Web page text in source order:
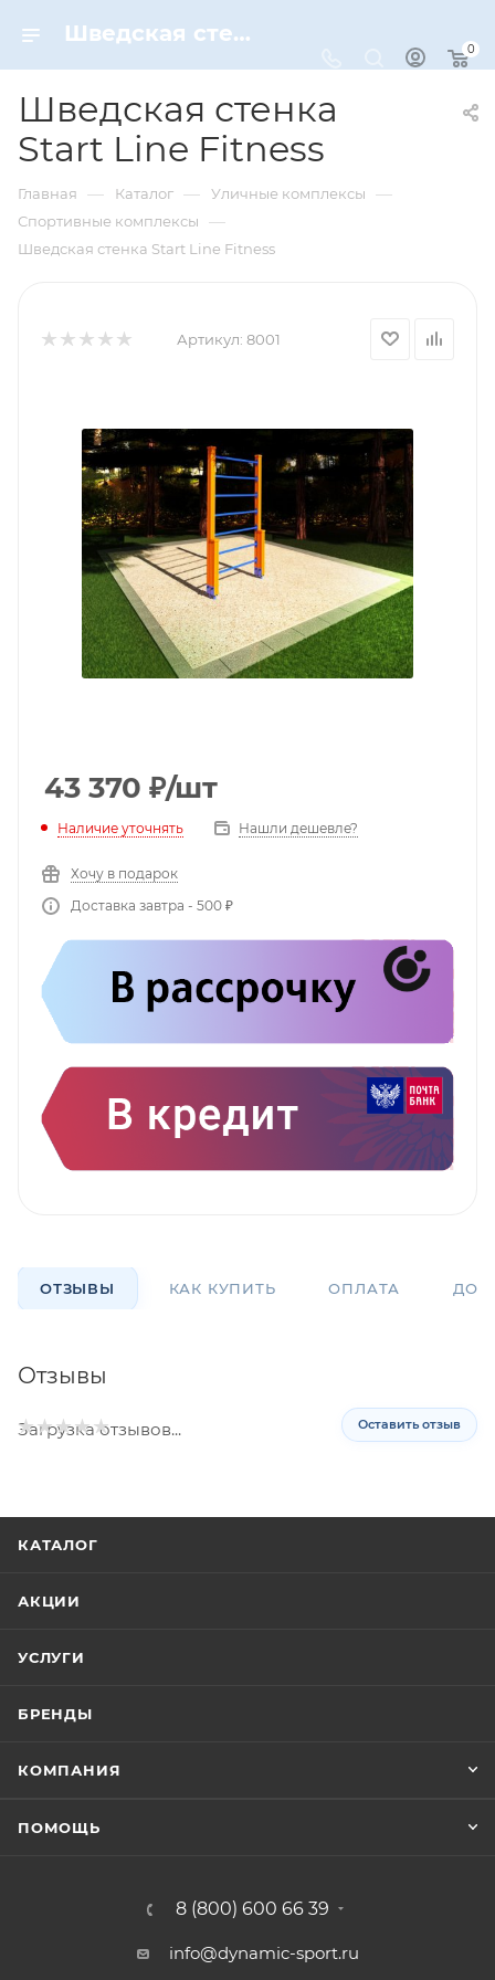
Шведская стенка Start Line Fitness – купить по цене 43370 руб. в интернет-магазине Dynamic-Sport
0
Шведская стенка
Start Line Fitness
Главная — Каталог — Уличные комплексы —
Спортивные комплексы —
Шведская стенка Start Line Fitness
Артикул: 8001
43 370 ₽/шт
Наличие уточнять Нашли дешевле?
Хочу в подарок
Доставка завтра - 500 ₽
ОТЗЫВЫ КАК КУПИТЬ ОПЛАТА
Отзывы
Оставить отзыв
Загрузка отзывов...
КАТАЛОГ
АКЦИИ
УСЛУГИ
БРЕНДЫ
КОМПАНИЯ
ПОМОЩЬ
8 (800) 600 66 39
info@dynamic-sport.ru